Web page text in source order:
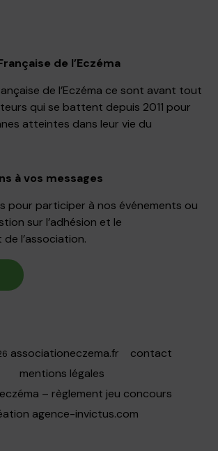
de l’Eczéma
de l’Eczéma ce sont avant tout
qui se battent depuis 2011 pour
atteintes dans leur vie du
à vos messages
pour participer à nos événements ou
sur l’adhésion et le
l’association.
associationeczema.fr
contact
mentions légales
– règlement jeu concours
agence-invictus.com